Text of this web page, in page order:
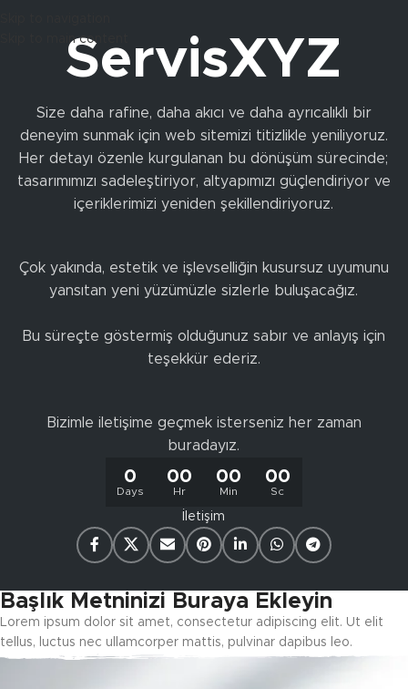
Skip to main contentServisXYZ
Size daha rafine, daha akıcı ve daha ayrıcalıklı bir
deneyim sunmak için web sitemizi titizlikle yeniliyoruz.
Her detayı özenle kurgulanan bu dönüşüm sürecinde;
tasarımımızı sadeleştiriyor, altyapımızı güçlendiriyor ve
içeriklerimizi yeniden şekillendiriyoruz.
Çok yakında, estetik ve işlevselliğin kusursuz uyumunu
yansıtan yeni yüzümüzle sizlerle buluşacağız.
Bu süreçte göstermiş olduğunuz sabır ve anlayış için
teşekkür ederiz.
Bizimle iletişime geçmek isterseniz her zaman
buradayız.
0
Days
00
Hr
00
Min
00
Sc
İletişim
Başlık Metninizi Buraya Ekleyin
Lorem ipsum dolor sit amet, consectetur adipiscing elit. Ut elit
tellus, luctus nec ullamcorper mattis, pulvinar dapibus leo.